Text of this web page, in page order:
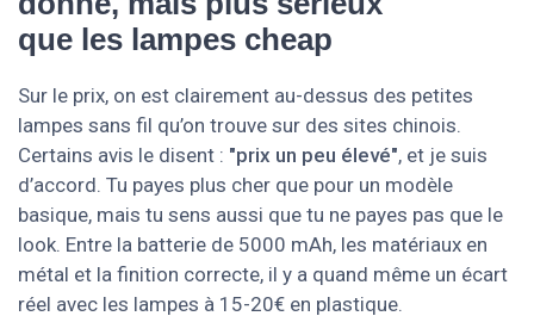
que les lampes cheap
Sur le prix, on est clairement au-dessus des petites
lampes sans fil qu’on trouve sur des sites chinois.
Certains avis le disent : "prix un peu élevé", et je suis
d’accord. Tu payes plus cher que pour un modèle
basique, mais tu sens aussi que tu ne payes pas que le
look. Entre la batterie de 5000 mAh, les matériaux en
métal et la finition correcte, il y a quand même un écart
réel avec les lampes à 15-20€ en plastique.